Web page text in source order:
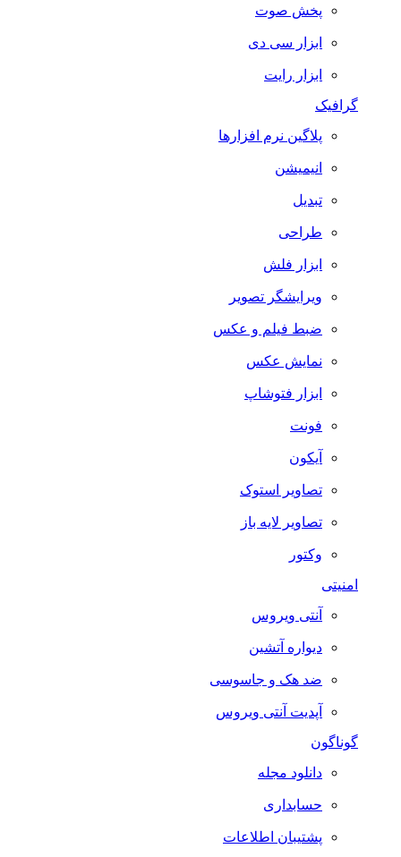
پخش صوت
ابزار سی دی
ابزار رایت
گرافیک
پلاگین نرم افزارها
انیمیشن
تبدیل
طراحی
ابزار فلش
ویرایشگر تصویر
ضبط فيلم و عكس
نمایش عکس
ابزار فتوشاپ
فونت
آیکون
تصاویر استوک
تصاویر لایه باز
وکتور
امنیتی
آنتی ویروس
دیواره آتشین
ضد هک و جاسوسی
آپدیت آنتی ویروس
گوناگون
دانلود مجله
حسابداری
پشتیبان اطلاعات